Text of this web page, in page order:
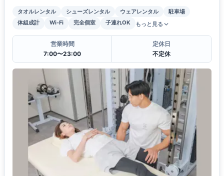
タオルレンタル シューズレンタル ウェアレンタル
駐車場
体組成計
Wi-Fi 完全個室 子連れOK もっと見る
営業時間
7:00〜23:00
定休日
不定休